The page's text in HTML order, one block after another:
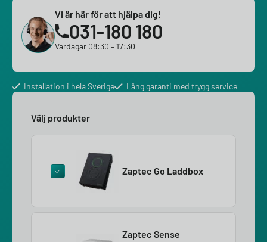
Vi är här för att hjälpa dig!
031-180 180
Vardagar 08:30 – 17:30
Installation i hela Sverige Lång garanti med trygg service
Välj produkter
Zaptec Go Laddbox
Zaptec Sense